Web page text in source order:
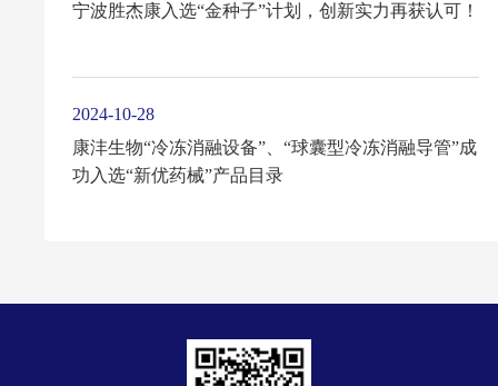
宁波胜杰康入选“金种子”计划，创新实力再获认可！
2024-10-28
康沣生物“冷冻消融设备”、“球囊型冷冻消融导管”成
功入选“新优药械”产品目录